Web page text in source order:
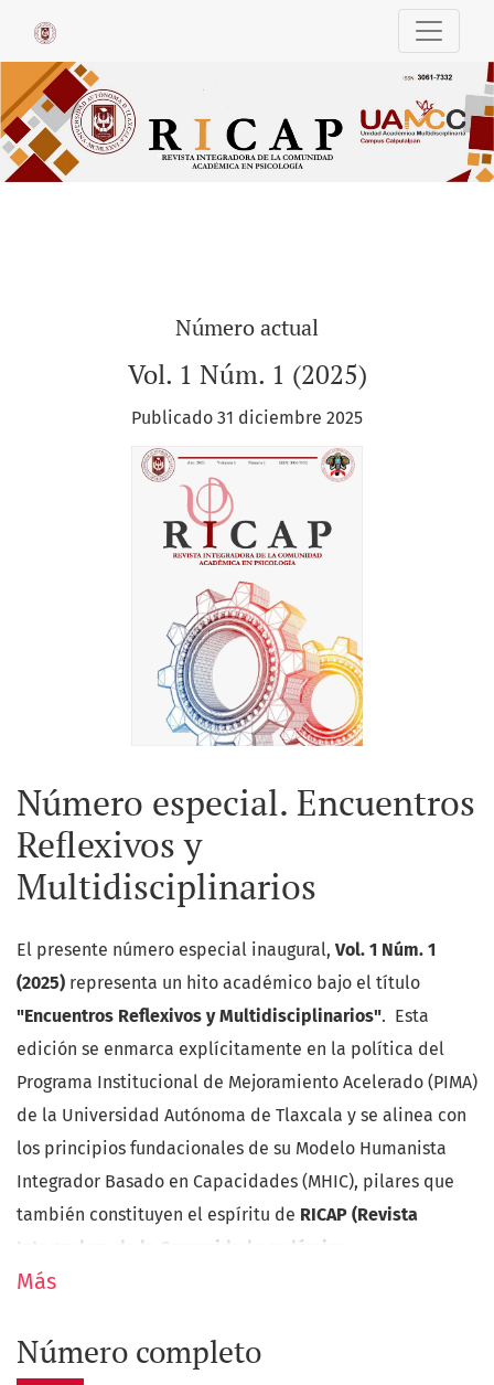
RICAP (Revista Integradora de la
Número actual
Vol. 1 Núm. 1 (2025)
Publicado 31 diciembre 2025
Número especial. Encuentros
Reflexivos y
Multidisciplinarios
El presente número especial inaugural, Vol. 1 Núm. 1
(2025) representa un hito académico bajo el título
"Encuentros Reflexivos y Multidisciplinarios". Esta
edición se enmarca explícitamente en la política del
Programa Institucional de Mejoramiento Acelerado (PIMA)
de la Universidad Autónoma de Tlaxcala y se alinea con
los principios fundacionales de su Modelo Humanista
Integrador Basado en Capacidades (MHIC), pilares que
también constituyen el espíritu de RICAP (Revista
Integradora de la Comunidad académica
Multidisciplinaria Campus Calpulalpan).
La publicación se inaugura con una carta editorial
firmada por el Rector, Dr. Serafín Ortiz Ortiz, y el Director
Más
Número completo